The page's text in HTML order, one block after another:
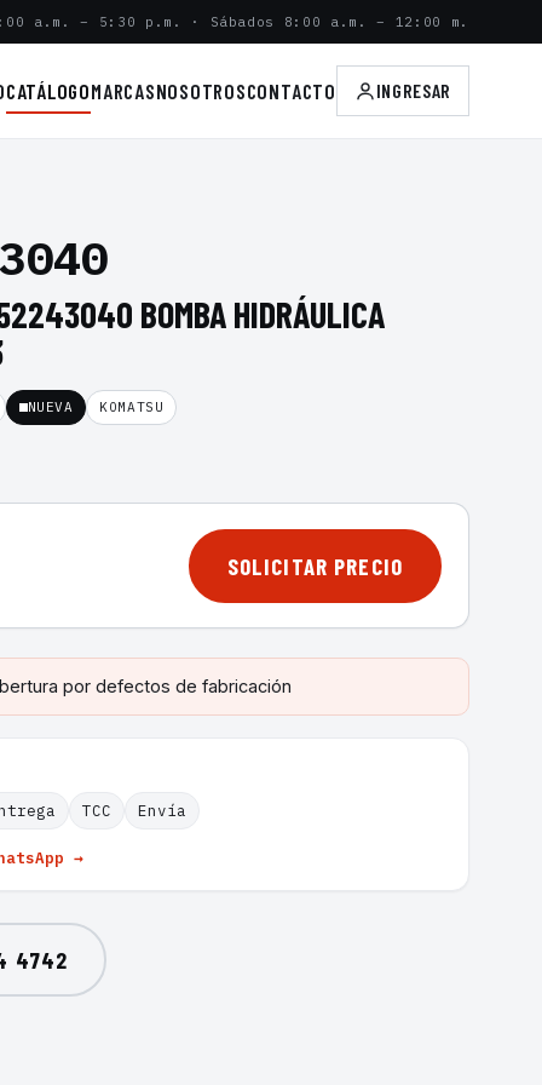
a.m. – 5:30 p.m. · Sábados 8:00 a.m. – 12:00 m.
CATÁLOGOMARCASNOSOTROSCONTACTO INGRESAR
BOMBA HIDRÁULICA
NUEVA KOMATSU
SOLICITAR PRECIO
por defectos de fabricación
TCC Envía
→
4742